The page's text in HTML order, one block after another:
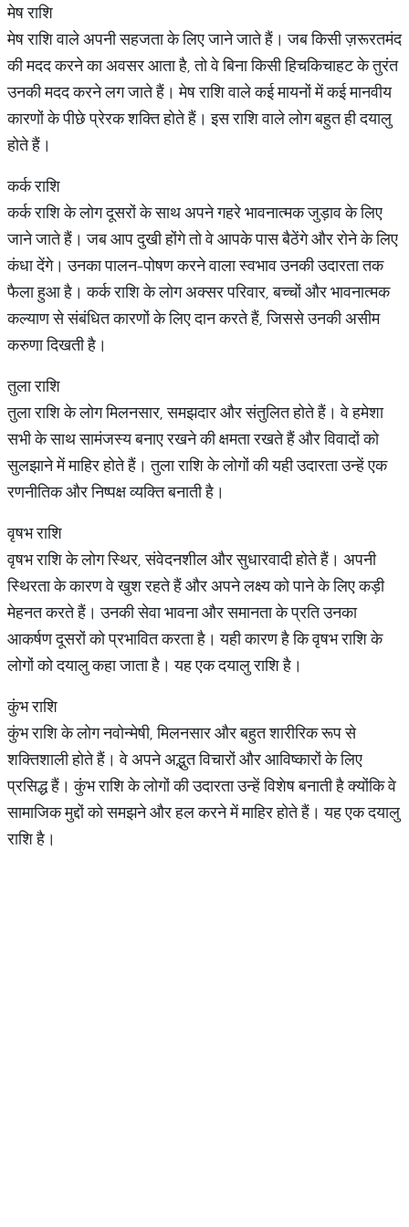
मेष राशि
मेष राशि वाले अपनी सहजता के लिए जाने जाते हैं। जब किसी ज़रूरतमंद
की मदद करने का अवसर आता है, तो वे बिना किसी हिचकिचाहट के तुरंत
उनकी मदद करने लग जाते हैं। मेष राशि वाले कई मायनों में कई मानवीय
कारणों के पीछे प्रेरक शक्ति होते हैं। इस राशि वाले लोग बहुत ही दयालु
होते हैं।
कर्क राशि
कर्क राशि के लोग दूसरों के साथ अपने गहरे भावनात्मक जुड़ाव के लिए
जाने जाते हैं। जब आप दुखी होंगे तो वे आपके पास बैठेंगे और रोने के लिए
कंधा देंगे। उनका पालन-पोषण करने वाला स्वभाव उनकी उदारता तक
फैला हुआ है। कर्क राशि के लोग अक्सर परिवार, बच्चों और भावनात्मक
कल्याण से संबंधित कारणों के लिए दान करते हैं, जिससे उनकी असीम
करुणा दिखती है।
तुला राशि
तुला राशि के लोग मिलनसार, समझदार और संतुलित होते हैं। वे हमेशा
सभी के साथ सामंजस्य बनाए रखने की क्षमता रखते हैं और विवादों को
सुलझाने में माहिर होते हैं। तुला राशि के लोगों की यही उदारता उन्हें एक
रणनीतिक और निष्पक्ष व्यक्ति बनाती है।
वृषभ राशि
वृषभ राशि के लोग स्थिर, संवेदनशील और सुधारवादी होते हैं। अपनी
स्थिरता के कारण वे खुश रहते हैं और अपने लक्ष्य को पाने के लिए कड़ी
मेहनत करते हैं। उनकी सेवा भावना और समानता के प्रति उनका
आकर्षण दूसरों को प्रभावित करता है। यही कारण है कि वृषभ राशि के
लोगों को दयालु कहा जाता है। यह एक दयालु राशि है।
कुंभ राशि
कुंभ राशि के लोग नवोन्मेषी, मिलनसार और बहुत शारीरिक रूप से
शक्तिशाली होते हैं। वे अपने अद्भुत विचारों और आविष्कारों के लिए
प्रसिद्ध हैं। कुंभ राशि के लोगों की उदारता उन्हें विशेष बनाती है क्योंकि वे
सामाजिक मुद्दों को समझने और हल करने में माहिर होते हैं। यह एक दयालु
राशि है।